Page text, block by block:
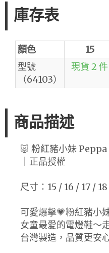
庫存表
顏色 15
型號
（64103）
現貨 2 件
商品描述
🐷 粉紅豬小妹
｜正品授權
尺寸：15 / 16 / 17 /
可愛爆擊💗粉紅豬小
女童最愛的電燈鞋～
台灣製造，品質更安